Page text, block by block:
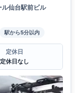
仙台駅前ビル
駅から5分以内
定休日
定休日なし